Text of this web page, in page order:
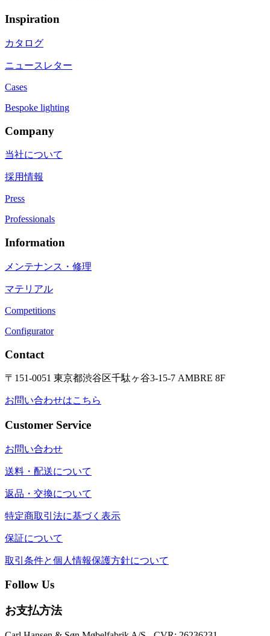
Inspiration
カタログ
ニュースレター
Cases
Bespoke lighting
Company
当社について
採用情報
Press
Professionals
Information
メンテナンス・修理
マテリアル
Competitions
Configurator
Contact
〒151-0051 東京都渋谷区千駄ヶ谷3-15-7 AMBRE 8F
お問い合わせはこちら
Customer Service
お問い合わせ
送料・配送について
返品・交換について
特定商取引法に基づく表示
保証について
取引条件と個人情報保護方針について
Follow Us
お支払方法